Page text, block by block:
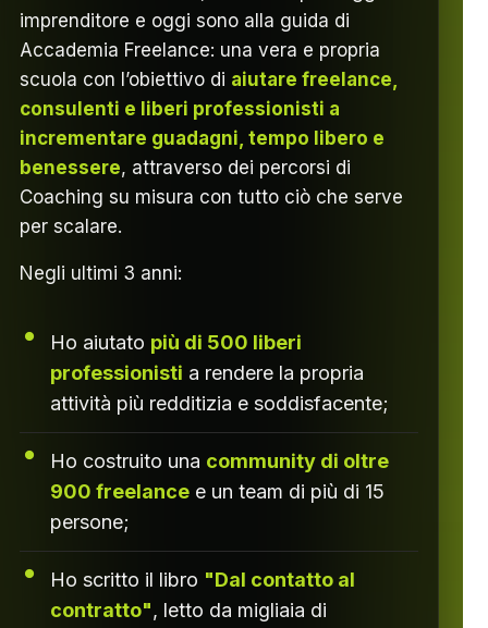
imprenditore e oggi sono alla guida di
Accademia Freelance: una vera e propria
scuola con l’obiettivo di aiutare freelance,
consulenti e liberi professionisti a
incrementare guadagni, tempo libero e
benessere, attraverso dei percorsi di
Coaching su misura con tutto ciò che serve
per scalare.
Negli ultimi 3 anni:
Ho aiutato più di 500 liberi
professionisti a rendere la propria
attività più redditizia e soddisfacente;
Ho costruito una community di oltre
900 freelance e un team di più di 15
persone;
Ho scritto il libro "Dal contatto al
contratto", letto da migliaia di